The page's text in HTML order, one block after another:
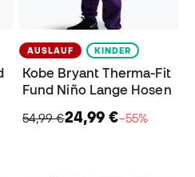
AUSLAUF KINDER
Kobe Bryant Therma-Fit
Fund Niño Lange Hosen
54,99 €24,99 €−55%